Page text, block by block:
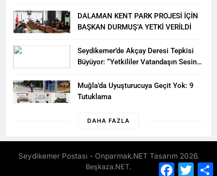
DALAMAN KENT PARK PROJESİ İÇİN
BAŞKAN DURMUŞ’A YETKİ VERİLDİ
Seydikemer’de Akçay Deresi Tepkisi
Büyüyor: “Yetkililer Vatandaşın Sesini
Muğla’da Uyuşturucuya Geçit Yok: 9
Tutuklama
DAHA FAZLA
Seydikemer Postası - Onparmak.NET Tasarım 2026.
Beşkaza.NET. FacebookTwitter